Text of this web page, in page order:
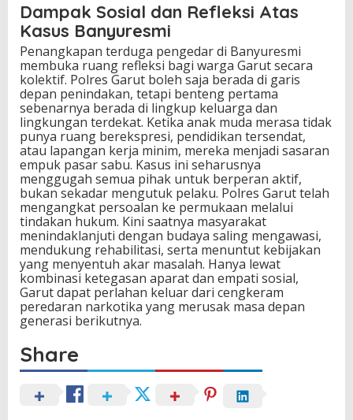
Dampak Sosial dan Refleksi Atas
Kasus Banyuresmi
Penangkapan terduga pengedar di Banyuresmi
membuka ruang refleksi bagi warga Garut secara
kolektif. Polres Garut boleh saja berada di garis
depan penindakan, tetapi benteng pertama
sebenarnya berada di lingkup keluarga dan
lingkungan terdekat. Ketika anak muda merasa tidak
punya ruang berekspresi, pendidikan tersendat,
atau lapangan kerja minim, mereka menjadi sasaran
empuk pasar sabu. Kasus ini seharusnya
menggugah semua pihak untuk berperan aktif,
bukan sekadar mengutuk pelaku. Polres Garut telah
mengangkat persoalan ke permukaan melalui
tindakan hukum. Kini saatnya masyarakat
menindaklanjuti dengan budaya saling mengawasi,
mendukung rehabilitasi, serta menuntut kebijakan
yang menyentuh akar masalah. Hanya lewat
kombinasi ketegasan aparat dan empati sosial,
Garut dapat perlahan keluar dari cengkeram
peredaran narkotika yang merusak masa depan
generasi berikutnya.
Share